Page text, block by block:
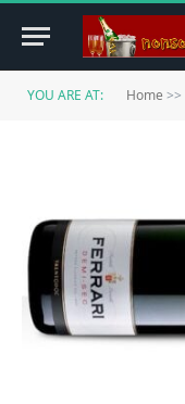
YOU ARE AT: Home >>